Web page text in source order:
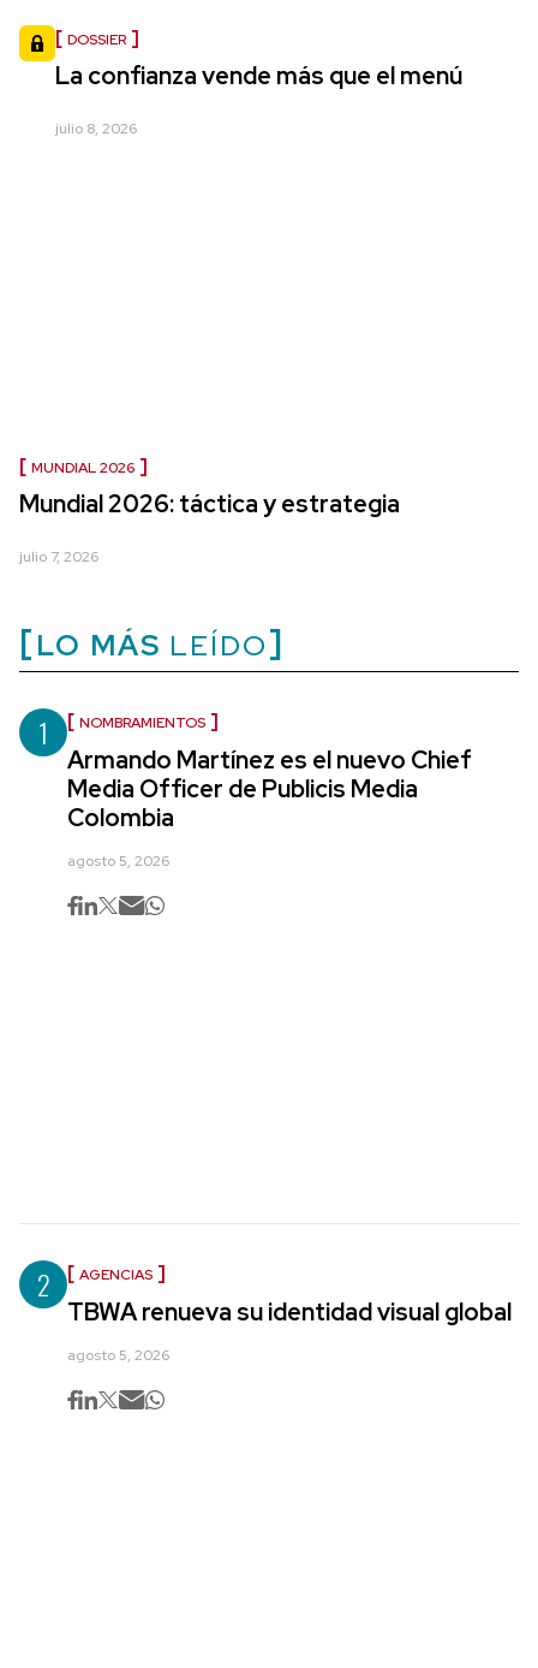
DOSSIER
La confianza vende más que el menú
julio 8, 2026
MUNDIAL 2026
Mundial 2026: táctica y estrategia
julio 7, 2026
LO MÁS LEÍDO
1 NOMBRAMIENTOS
Armando Martínez es el nuevo Chief
Media Officer de Publicis Media
Colombia
agosto 5, 2026
2 AGENCIAS
TBWA renueva su identidad visual global
agosto 5, 2026